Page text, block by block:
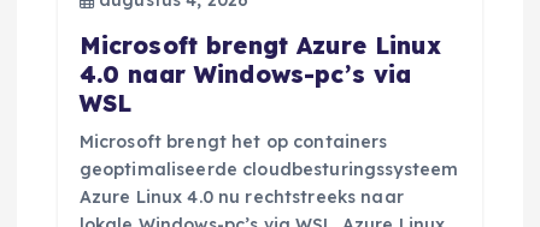
Microsoft brengt Azure Linux
4.0 naar Windows-pc’s via
WSL
Microsoft brengt het op containers
geoptimaliseerde cloudbesturingssysteem
Azure Linux 4.0 nu rechtstreeks naar